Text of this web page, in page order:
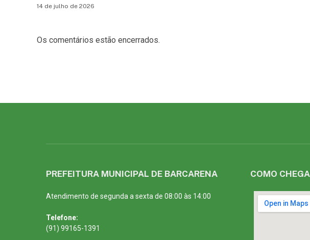
14 de julho de 2026
Os comentários estão encerrados.
PREFEITURA MUNICIPAL DE BARCARENA
Atendimento de segunda a sexta de 08:00 às 14:00
Telefone:
(91) 99165-1391
COMO